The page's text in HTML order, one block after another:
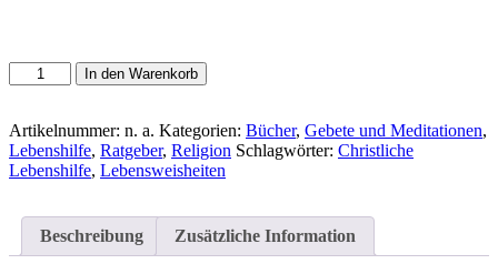
Popp,
Georg:
uns
die
Angst
In den Warenkorb
Artikelnummer: n. a. Kategorien: Bücher, Gebete und Meditationen,
Lebenshilfe, Ratgeber, Religion Schlagwörter: Christliche
Lebenshilfe, Lebensweisheiten
Beschreibung Zusätzliche Information